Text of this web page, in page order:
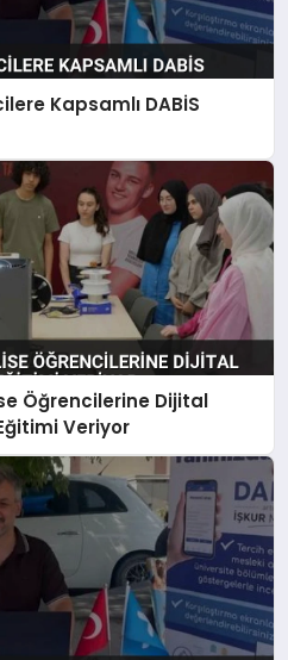
Kapsamlı DABİS
Öğrencilerine Dijital
Veriyor